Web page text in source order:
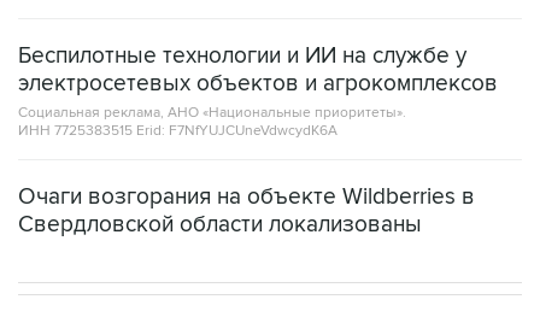
Беспилотные технологии и ИИ на службе у
электросетевых объектов и агрокомплексов
Социальная реклама, АНО «Национальные приоритеты».
ИНН 7725383515 Erid: F7NfYUJCUneVdwcydK6A
Очаги возгорания на объекте Wildberries в
Свердловской области локализованы